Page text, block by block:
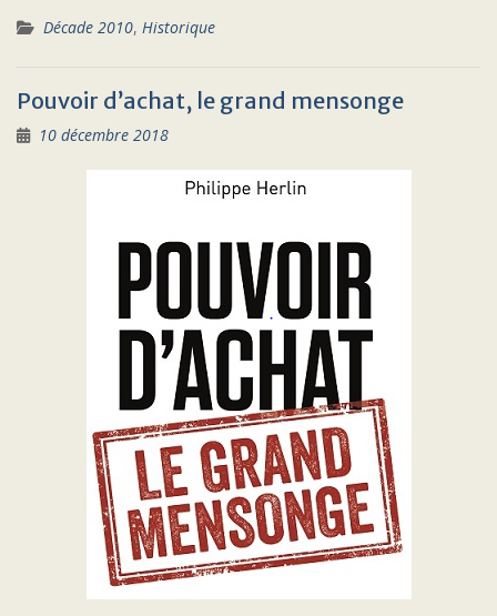
Décade 2010, Historique
Pouvoir d’achat, le grand mensonge
10 décembre 2018